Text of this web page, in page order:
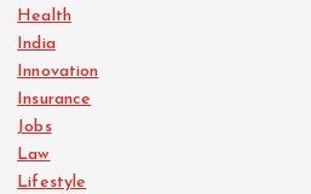
Health
India
Innovation
Insurance
Jobs
Law
Lifestyle